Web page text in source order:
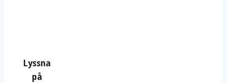
Lyssna
på